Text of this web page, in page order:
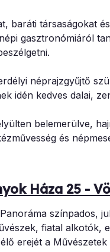
baráti társaságokat
gasztronómiáról
néprajzgyűjtő
idén kedves dalai,
belemerülve,
és
Háza 25 -
színpados,
fiatal alkotók,
erejét a